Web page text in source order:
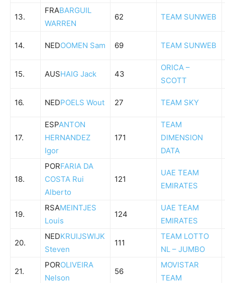
13.
FRABARGUIL
WARREN
62 TEAM SUNWEB
14. NEDOOMEN Sam 69 TEAM SUNWEB
15. AUSHAIG Jack 43
ORICA –
SCOTT
16. NEDPOELS Wout 27 TEAM SKY
17.
ESPANTON
HERNANDEZ
Igor
171
TEAM
DIMENSION
DATA
18.
PORFARIA DA
COSTA Rui
Alberto
121
UAE TEAM
EMIRATES
19.
RSAMEINTJES
Louis
124
UAE TEAM
EMIRATES
20.
NEDKRUIJSWIJK
Steven
111
TEAM LOTTO
NL – JUMBO
21.
POROLIVEIRA
Nelson
56
MOVISTAR
TEAM